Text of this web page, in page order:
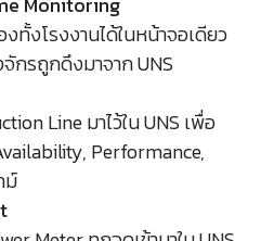
ทั้งโรงงานได้ในหน้าจอเดียว
กรถูกดึงมาจาก UNS
Line มาไว้ใน UNS เพื่อ
Performance,
ม์